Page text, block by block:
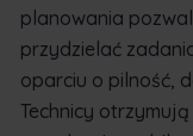
planowania
przydzielać
oparciu o pilność,
Technicy